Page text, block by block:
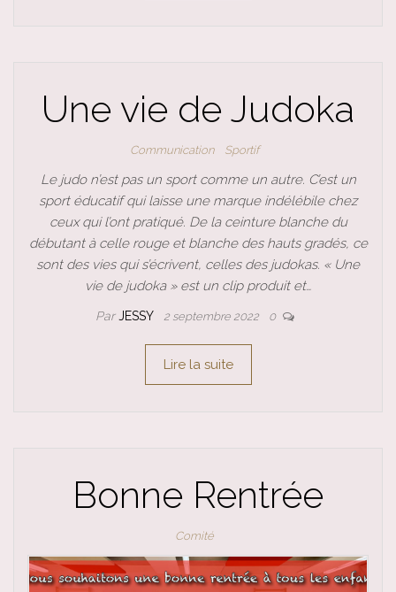
Une vie de Judoka
Communication Sportif
Le judo n’est pas un sport comme un autre. C’est un
sport éducatif qui laisse une marque indélébile chez
ceux qui l’ont pratiqué. De la ceinture blanche du
débutant à celle rouge et blanche des hauts gradés, ce
sont des vies qui s’écrivent, celles des judokas. « Une
vie de judoka » est un clip produit et…
ParJESSY 2 septembre 2022 0
Lire la suite
Bonne Rentrée
Comité